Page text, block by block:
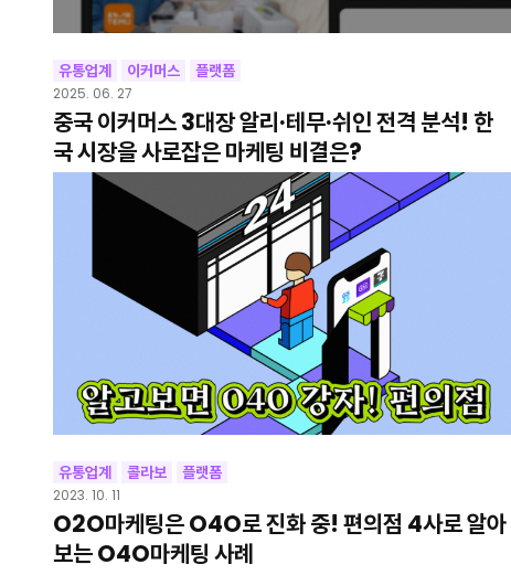
유통업계 이커머스 플랫폼
2025. 06. 27
중국 이커머스 3대장 알리·테무·쉬인 전격 분석! 한
국 시장을 사로잡은 마케팅 비결은?
유통업계 콜라보 플랫폼
2023. 10. 11
O2O마케팅은 O4O로 진화 중! 편의점 4사로 알아
보는 O4O마케팅 사례